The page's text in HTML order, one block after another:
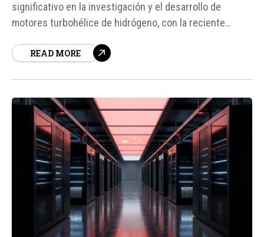
significativo en la investigación y el desarrollo de
motores turbohélice de hidrógeno, con la reciente
para ser utilizado en drones de carga. Este avance
READ MORE